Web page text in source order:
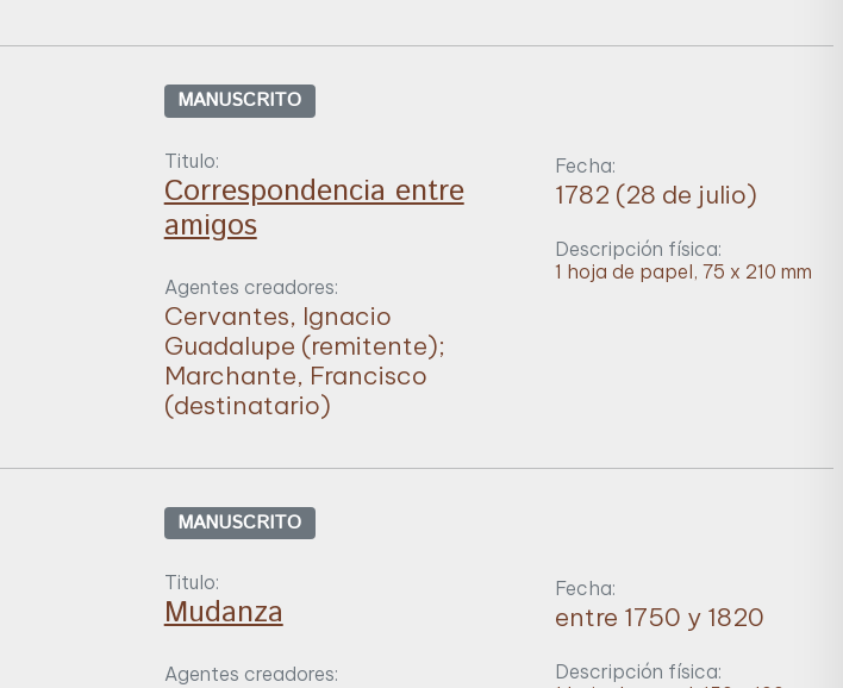
MANUSCRITO
Titulo:
Correspondencia entre
amigos
Agentes creadores:
Cervantes, Ignacio
Guadalupe (remitente);
Marchante, Francisco
(destinatario)
Fecha:
1782 (28 de julio)
Descripción física:
1 hoja de papel, 75 x 210 mm
MANUSCRITO
Titulo:
Mudanza
Agentes creadores:
Fecha:
entre 1750 y 1820
Descripción física: